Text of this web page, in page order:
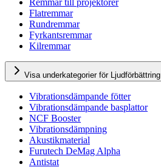
Flatremmar
Rundremmar
Fyrkantsremmar
Kilremmar
Visa underkategorier för Ljudförbättring
Vibrationsdämpande fötter
Vibrationsdämpande basplattor
NCF Booster
Vibrationsdämpning
Akustikmaterial
Furutech DeMag Alpha
Antistat